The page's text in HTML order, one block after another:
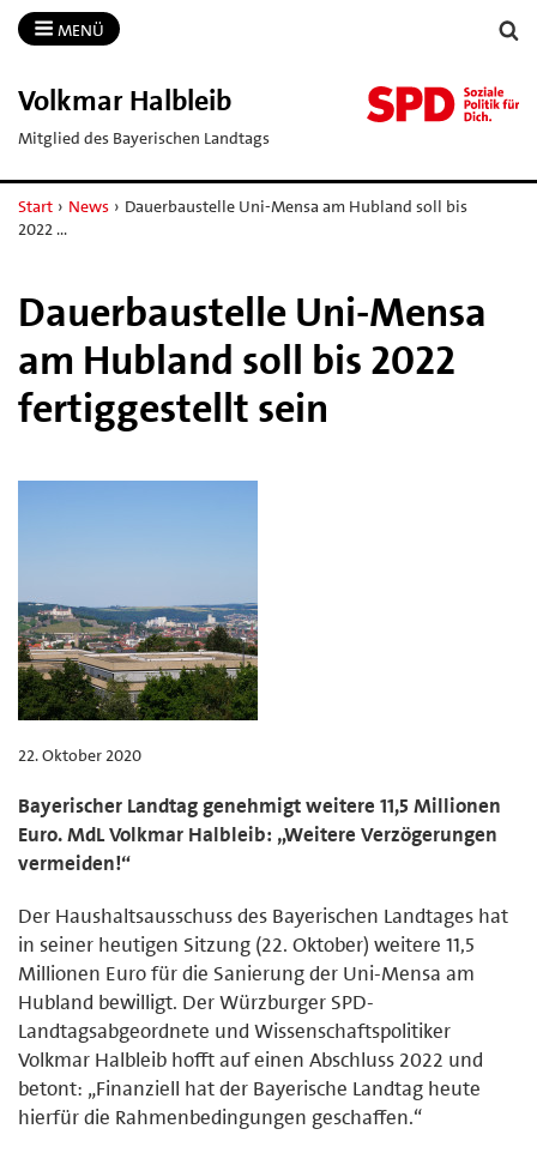
MENÜ
Volkmar Halbleib
Mitglied des Bayerischen Landtags
Start › News › Dauerbaustelle Uni-Mensa am Hubland soll bis
2022 …
Dauerbaustelle Uni-Mensa
am Hubland soll bis 2022
fertiggestellt sein
22. Oktober 2020
Bayerischer Landtag genehmigt weitere 11,5 Millionen
Euro. MdL Volkmar Halbleib: „Weitere Verzögerungen
vermeiden!“
Der Haushaltsausschuss des Bayerischen Landtages hat
in seiner heutigen Sitzung (22. Oktober) weitere 11,5
Millionen Euro für die Sanierung der Uni-Mensa am
Hubland bewilligt. Der Würzburger SPD-
Landtagsabgeordnete und Wissenschaftspolitiker
Volkmar Halbleib hofft auf einen Abschluss 2022 und
betont: „Finanziell hat der Bayerische Landtag heute
hierfür die Rahmenbedingungen geschaffen.“